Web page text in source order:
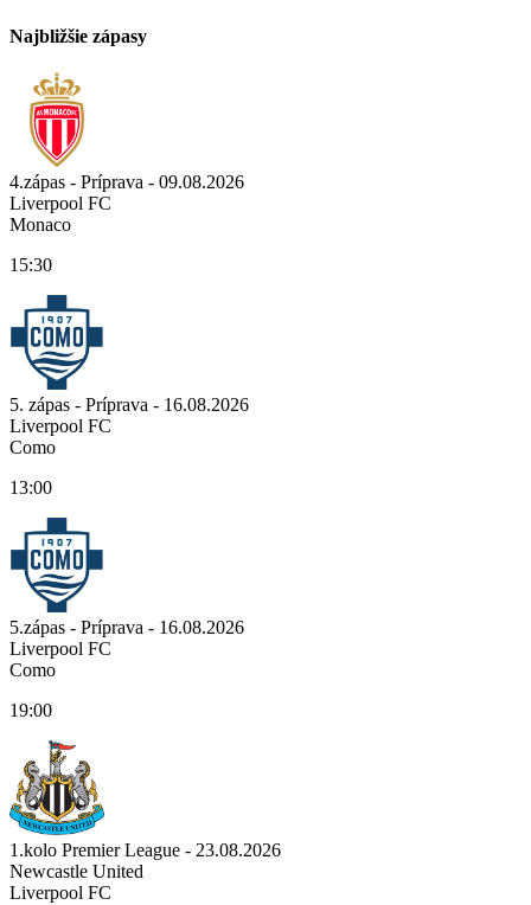
Najbližšie zápasy
4.zápas - Príprava - 09.08.2026
Liverpool FC
Monaco
15:30
5. zápas - Príprava - 16.08.2026
Liverpool FC
Como
13:00
5.zápas - Príprava - 16.08.2026
Liverpool FC
Como
19:00
1.kolo Premier League - 23.08.2026
Newcastle United
Liverpool FC